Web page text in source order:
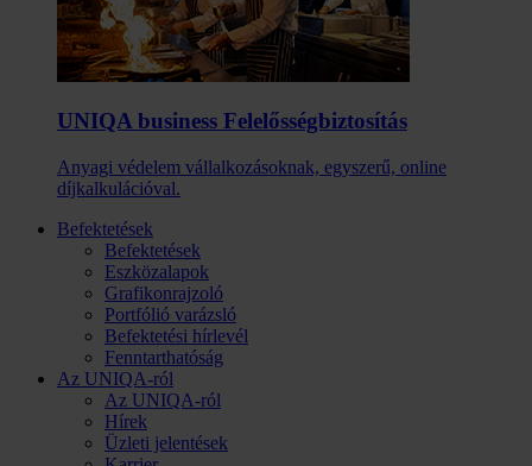
UNIQA business Felelősség­biztosítás
Anyagi védelem vállalkozásoknak, egyszerű, online
díjkalkulációval.
Befektetések
Befektetések
Eszközalapok
Grafikonrajzoló
Portfólió varázsló
Befektetési hírlevél
Fenntarthatóság
Az UNIQA-ról
Az UNIQA-ról
Hírek
Üzleti jelentések